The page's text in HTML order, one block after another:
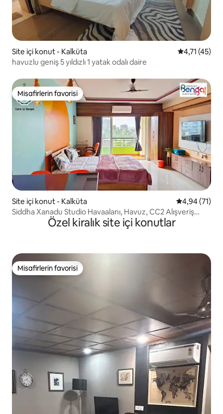
Site içi konut - Kalküta 5 üzerinden
4,71 (45)
havuzlu geniş 5 yıldızlı 1 yatak odalı daire
Misafirlerin favorisi
Misafirlerin favorisi
Site içi konut - Kalküta 5 üzerinden
4,94 (71)
Siddha Xanadu Studio Havaalanı, Havuz, CC2 Alışveriş
Merkezi YakınındaÖzel kiralık site içi konutlar
Misafirlerin favorisi
Misafirlerin favorisi